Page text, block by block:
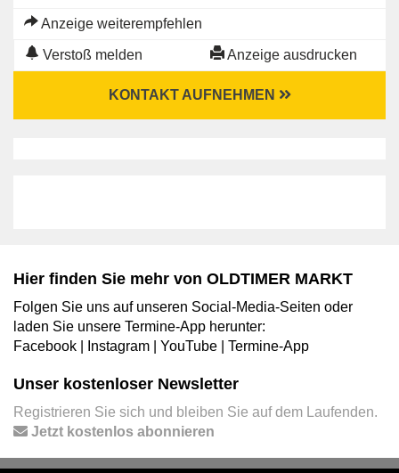
Anzeige weiterempfehlen
Verstoß melden Anzeige ausdrucken
KONTAKT AUFNEHMEN
Hier finden Sie mehr von OLDTIMER MARKT
Folgen Sie uns auf unseren Social-Media-Seiten oder
laden Sie unsere Termine-App herunter:
Facebook
Instagram YouTube Termine-App
Unser kostenloser Newsletter
Registrieren Sie sich und bleiben Sie auf dem Laufenden.
Jetzt kostenlos abonnieren